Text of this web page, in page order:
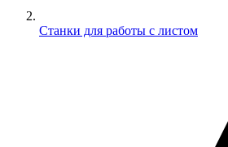
Станки для работы с листом